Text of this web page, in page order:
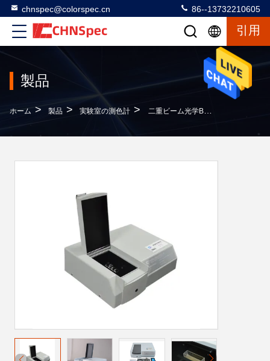
chnspec@colorspec.cn 86--13732210605
引用
製品
ホーム > 製品 > 実験室の測色計 > 二重ビーム光学Benchtopの伝送の分光光度計CS810